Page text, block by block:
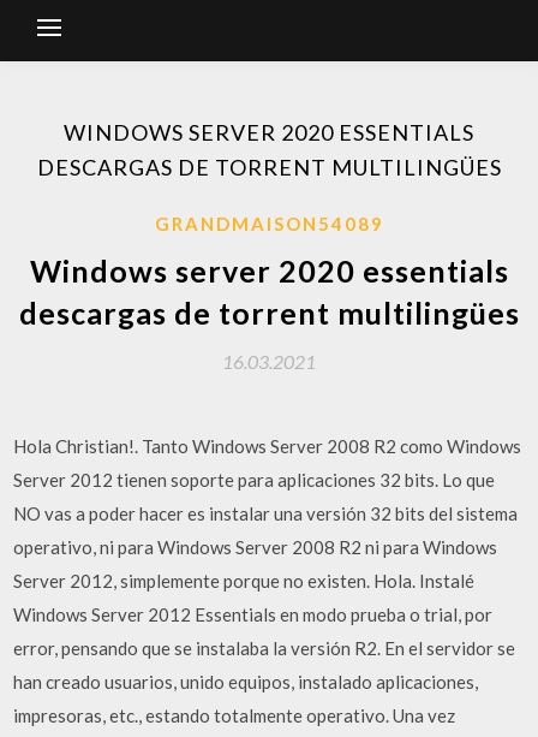
WINDOWS SERVER 2020 ESSENTIALS
DESCARGAS DE TORRENT MULTILINGÜES
GRANDMAISON54089
Windows server 2020 essentials
descargas de torrent multilingües
16.03.2021
Hola Christian!. Tanto Windows Server 2008 R2 como Windows
Server 2012 tienen soporte para aplicaciones 32 bits. Lo que
NO vas a poder hacer es instalar una versión 32 bits del sistema
operativo, ni para Windows Server 2008 R2 ni para Windows
Server 2012, simplemente porque no existen. Hola. Instalé
Windows Server 2012 Essentials en modo prueba o trial, por
error, pensando que se instalaba la versión R2. En el servidor se
han creado usuarios, unido equipos, instalado aplicaciones,
impresoras, etc., estando totalmente operativo. Una vez